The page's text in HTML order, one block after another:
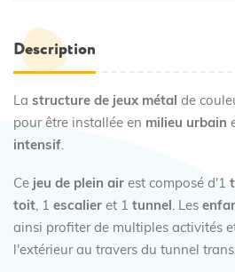
Description
La structure de jeux métal de
pour être installée en milieu urbain
intensif.
Ce jeu de plein air est composé d'1
toit, 1 escalier et 1 tunnel. Les
ainsi profiter de multiples activités
l'extérieur au travers du tunnel